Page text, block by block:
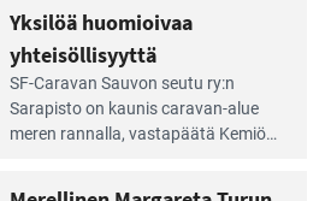
virkistysalueesta.
Yksilöä huomioivaa
yhteisöllisyyttä
SF-Caravan Sauvon seutu ry:n
Sarapisto on kaunis caravan-alue
meren rannalla, vasta­päätä Kemiön